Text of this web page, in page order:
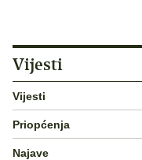
Vijesti
Vijesti
Priopćenja
Najave